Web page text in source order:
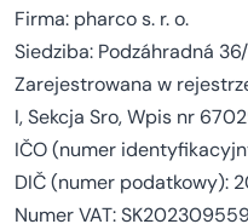
Firma: pharco s. r. o.
Siedziba: Podzáhradná
Zarejestrowana w
I, Sekcja Sro, Wpis nr
IČO (numer
DIČ (numer podatkowy):
Numer VAT: